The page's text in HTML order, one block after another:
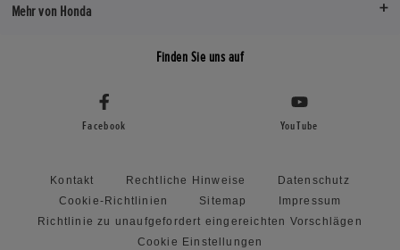
Mehr von Honda
Finden Sie uns auf
Facebook YouTube
Kontakt Rechtliche Hinweise
Datenschutz
Cookie-Richtlinien
Sitemap
Impressum
Richtlinie zu unaufgefordert eingereichten Vorschlägen
Cookie Einstellungen